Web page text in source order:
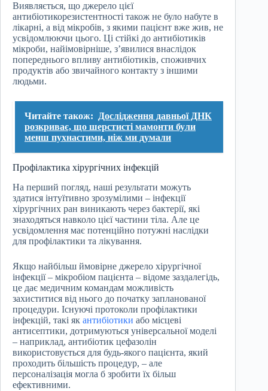
Виявляється, що джерело цієї
антибіотикорезистентності також не було набуте в
лікарні, а від мікробів, з якими пацієнт вже жив, не
усвідомлюючи цього. Ці стійкі до антибіотиків
мікроби, найімовірніше, з’явилися внаслідок
попереднього впливу антибіотиків, споживчих
продуктів або звичайного контакту з іншими
людьми.
Читайте також:
Дослідження давньої ДНК
розкриває, що шерстисті мамонти були
менш пухнастими, ніж ми думали
Профілактика хірургічних інфекцій
На перший погляд, наші результати можуть
здатися інтуїтивно зрозумілими – інфекції
хірургічних ран виникають через бактерії, які
знаходяться навколо цієї частини тіла. Але це
усвідомлення має потенційно потужні наслідки
для профілактики та лікування.
Якщо найбільш ймовірне джерело хірургічної
інфекції – мікробіом пацієнта – відоме заздалегідь,
це дає медичним командам можливість
захиститися від нього до початку запланованої
процедури. Існуючі протоколи профілактики
інфекцій, такі як антибіотики або місцеві
антисептики, дотримуються універсальної моделі
– наприклад, антибіотик цефазолін
використовується для будь-якого пацієнта, який
проходить більшість процедур, – але
персоналізація могла б зробити їх більш
ефективними.